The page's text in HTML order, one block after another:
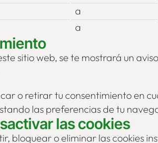
a
a
sitio web, se te mostrará un
o retirar tu consentimiento en
las preferencias de tu
las cookies
bloquear o eliminar las cookies